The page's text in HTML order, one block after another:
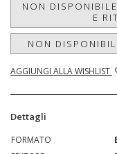
NON
E
NON
AGGIUNGI ALLA WISHLIST
Dettagli
FORMATO